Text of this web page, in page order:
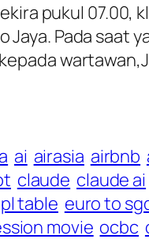
pukul
Pada saat
ai airasia airbnb
claude claude ai
table euro to
movie ocbc